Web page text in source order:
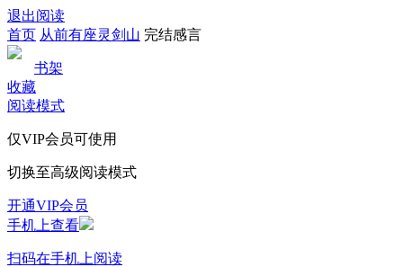
退出阅读
首页 从前有座灵剑山 完结感言
书架
收藏
阅读模式
仅VIP会员可使用
切换至高级阅读模式
开通VIP会员
手机上查看
扫码在手机上阅读